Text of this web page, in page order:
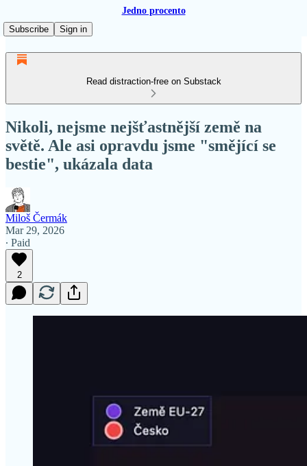
Jedno procento
Subscribe
Sign in
Read distraction-free on Substack
Nikoli, nejsme nejšťastnější země na
světě. Ale asi opravdu jsme "smějící se
bestie", ukázala data
Miloš Čermák
Mar 29, 2026
∙ Paid
2